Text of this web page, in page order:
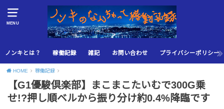
MENU
ノンキとは？ 稼働記録 雑記 お問い合わせ プライバシーポリシー
HOME 稼働記録
【G1優駿倶楽部】まこまこたいむで300G乗
せ!?押し順ベルから振り分け約0.4%降臨です